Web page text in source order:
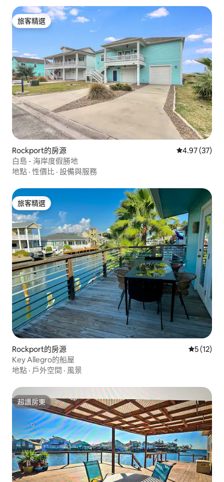
旅客精選
旅客精選
Rockport的房源 從 37 則評價
4.97 (37)
白島 - 海岸度假勝地
地點 · 性價比 · 設備與服務
旅客精選
旅客精選
Rockport的房源 從 12 則
5 (12)
Key Allegro的船屋
地點 · 戶外空間 · 風景
超讚房東
超讚房東